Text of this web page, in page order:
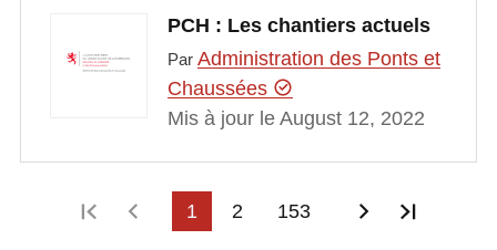
PCH : Les chantiers actuels
Par Administration des Ponts et
Chaussées
Mis à jour le August 12, 2022
Première page
Page précédente
1 2 153 Page